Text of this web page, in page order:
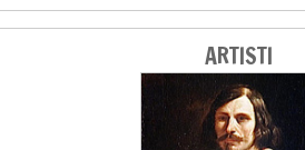
ARTISTI